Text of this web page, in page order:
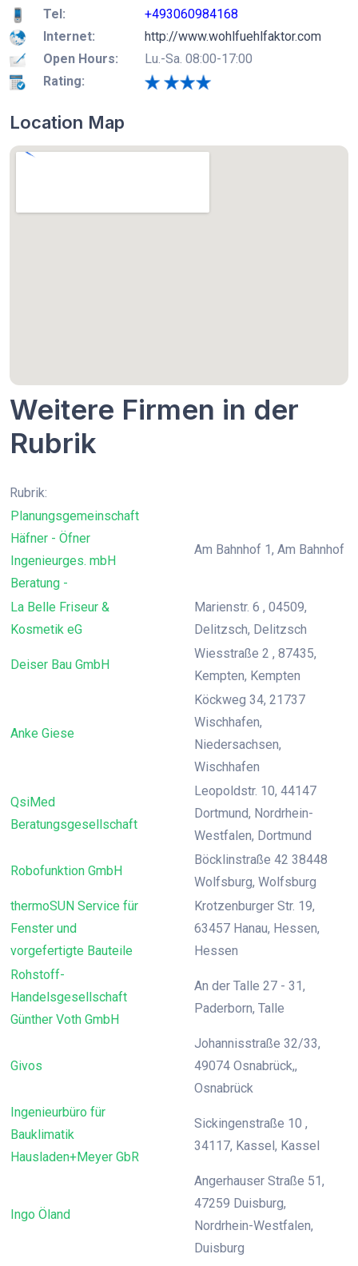
Tel:
+493060984168
Internet:
http://www.wohlfuehlfaktor.com
Open Hours:
Lu.-Sa. 08:00-17:00
Rating:
Location Map
Weitere Firmen in der
Rubrik
Rubrik:
Planungsgemeinschaft
Häfner - Öfner
Ingenieurges. mbH
Beratung -
Am Bahnhof 1, Am Bahnhof
La Belle Friseur &
Kosmetik eG
Marienstr. 6 , 04509,
Delitzsch, Delitzsch
Deiser Bau GmbH
Wiesstraße 2 , 87435,
Kempten, Kempten
Anke Giese
Köckweg 34, 21737
Wischhafen,
Niedersachsen,
Wischhafen
QsiMed
Beratungsgesellschaft
Leopoldstr. 10, 44147
Dortmund, Nordrhein-
Westfalen, Dortmund
Robofunktion GmbH
Böcklinstraße 42 38448
Wolfsburg, Wolfsburg
thermoSUN Service für
Fenster und
vorgefertigte Bauteile
Krotzenburger Str. 19,
63457 Hanau, Hessen,
Hessen
Rohstoff-
Handelsgesellschaft
Günther Voth GmbH
An der Talle 27 - 31,
Paderborn, Talle
Givos
Johannisstraße 32/33,
49074 Osnabrück,,
Osnabrück
Ingenieurbüro für
Bauklimatik
Hausladen+Meyer GbR
Sickingenstraße 10 ,
34117, Kassel, Kassel
Ingo Öland
Angerhauser Straße 51,
47259 Duisburg,
Nordrhein-Westfalen,
Duisburg